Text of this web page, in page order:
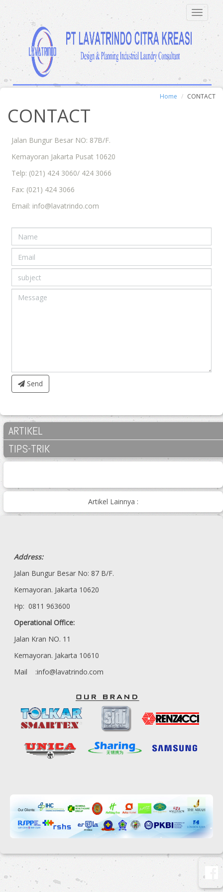
Toggle
Home CONTACT
CONTACT
Jalan Bungur Besar NO: 87B/F.
Kemayoran Jakarta Pusat 10620
Telp: (021) 424 3060/ 424 3066
Fax: (021) 424 3066
Email: info@lavatrindo.com
Send
ARTIKEL
TIPS-TRIK
Artikel Lainnya :
Address:
Jalan Bungur Besar No: 87 B/F.
Kemayoran. Jakarta 10620
Hp: 0811 963600
Operational Office:
Jalan Kran NO. 11
Kemayoran. Jakarta 10610
Mail :info@lavatrindo.com